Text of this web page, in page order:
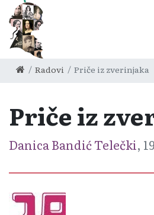
Radovi Priče iz zverinjaka
Priče iz
Danica Bandić Telečki,